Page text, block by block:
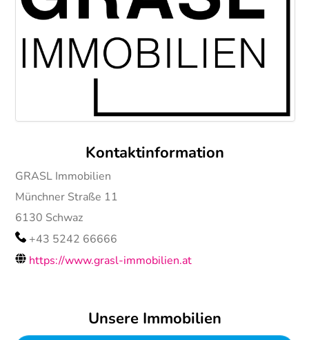
Kontaktinformation
GRASL Immobilien
Münchner Straße 11
6130 Schwaz
+43 5242 66666
https://www.grasl-immobilien.at
Unsere Immobilien